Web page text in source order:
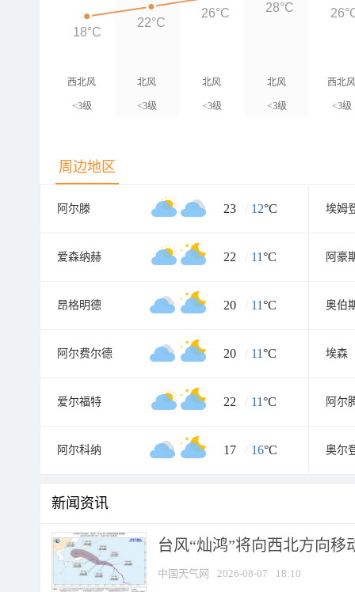
西北风
<3级
北风
<3级
北风
<3级
北风
<3级
西北
<3级
18°C
22°C
26°C 28°C
周边地区
阿尔滕 23 / 12°C 埃姆
爱森纳赫 22 / 11°C 阿豪
昂格明德 20 / 11°C 奥伯
阿尔费尔德 20 / 11°C 埃森
爱尔福特 22 / 11°C 阿尔
阿尔科纳 17 / 16°C 奥尔
新闻资讯
台风“灿鸿”将向西北方向移
中国天气网 2026-08-07 18:10